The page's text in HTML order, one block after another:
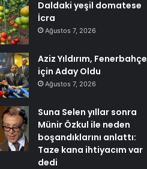
Daldaki yeşil domatese
İcra
Ağustos 7, 2026
Aziz Yıldırım, Fenerbahçe
için Aday Oldu
Ağustos 7, 2026
Suna Selen yıllar sonra
Münir Özkul ile neden
boşandıklarını anlattı:
Taze kana ihtiyacım var
dedi